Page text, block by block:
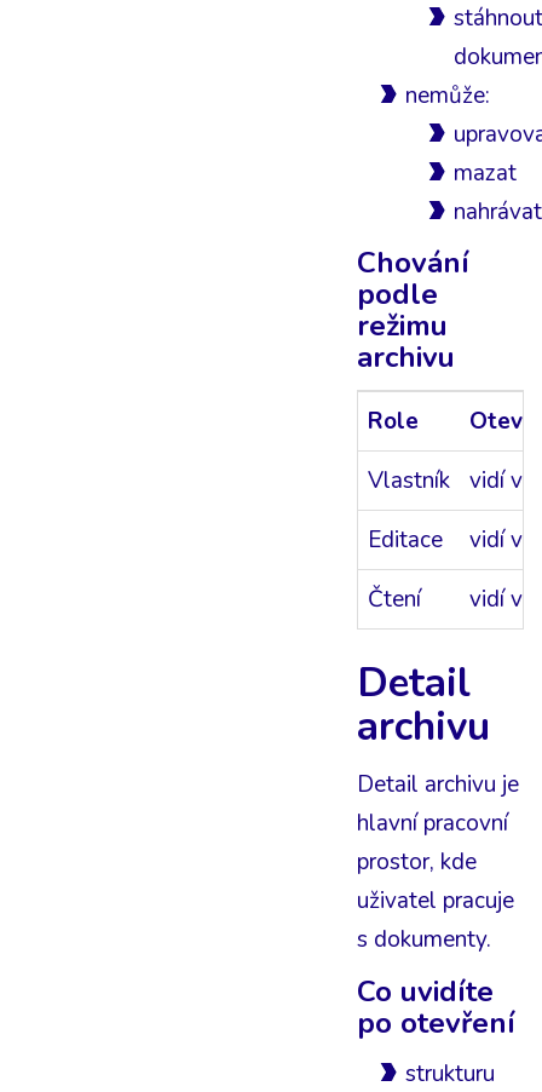
stáhnout
nemůže:
mazat
nahrávat
Chování
podle
režimu
archivu
Role
Vlastník
vidí
Editace
vidí
Čtení
vidí
Detail
archivu
Detail archivu je
hlavní pracovní
prostor, kde
uživatel pracuje
s dokumenty.
Co uvidíte
po otevření
strukturu